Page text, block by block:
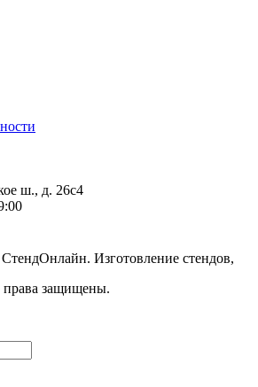
ш., д. 26с4
Изготовление стендов,
права защищены.